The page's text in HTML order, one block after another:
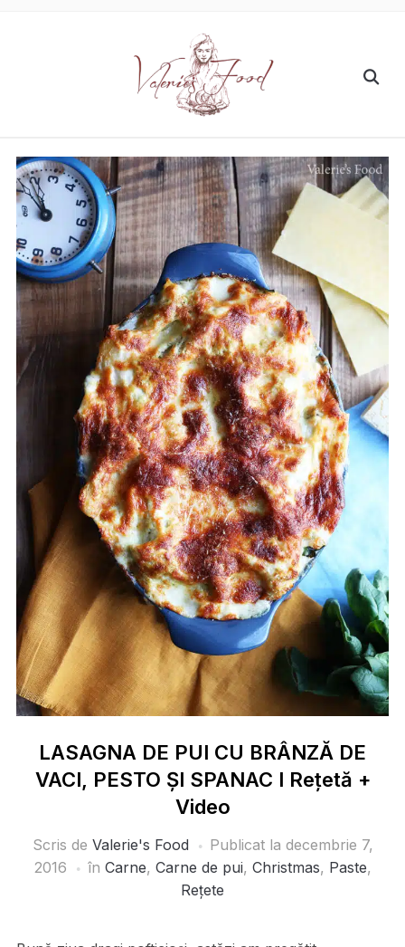
LASAGNA DE PUI CU BRÂNZĂ DE
VACI, PESTO ȘI SPANAC I Rețetă +
Video
Scris de Valerie's Food Publicat la decembrie 7,
2016
în Carne, Carne de pui, Christmas, Paste,
Rețete